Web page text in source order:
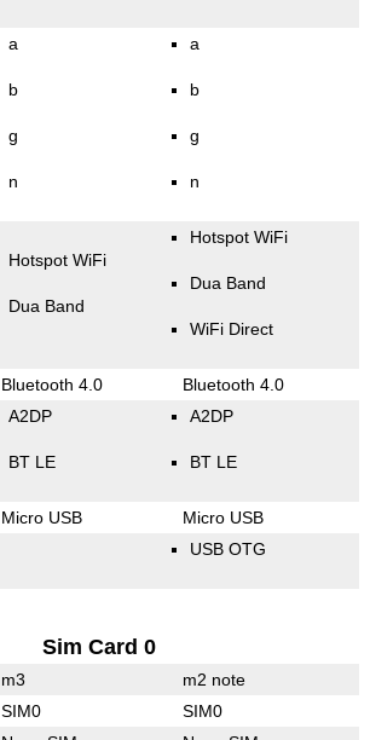
a
b
g
n
a
b
g
n
Hotspot WiFi
Dua Band
Hotspot WiFi
Dua Band
WiFi Direct
Bluetooth 4.0 Bluetooth 4.0
A2DP
BT LE
A2DP
BT LE
Micro USB Micro USB
USB OTG
Sim Card 0
m3 m2 note
SIM0 SIM0